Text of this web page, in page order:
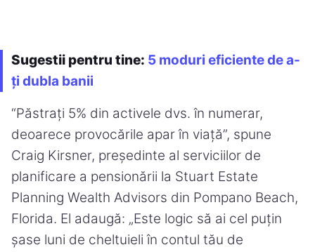
Sugestii pentru tine: 5 moduri eficiente de a-
ți dubla banii
“Păstrați 5% din activele dvs. în numerar,
deoarece provocările apar în viață”, spune
Craig Kirsner, președinte al serviciilor de
planificare a pensionării la Stuart Estate
Planning Wealth Advisors din Pompano Beach,
Florida. El adaugă: „Este logic să ai cel puțin
șase luni de cheltuieli în contul tău de